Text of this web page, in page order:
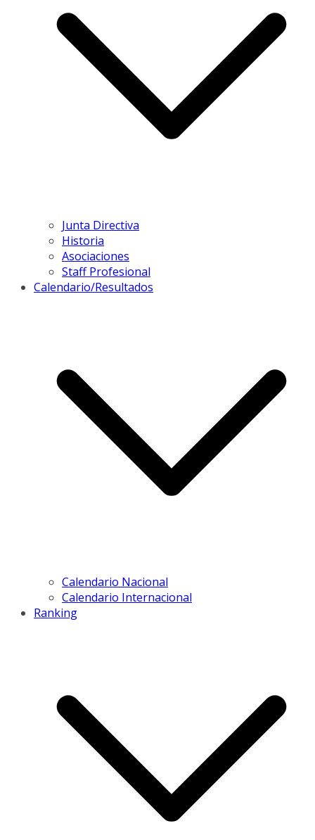
Junta Directiva
Historia
Asociaciones
Staff Profesional
Calendario/Resultados
Calendario Nacional
Calendario Internacional
Ranking